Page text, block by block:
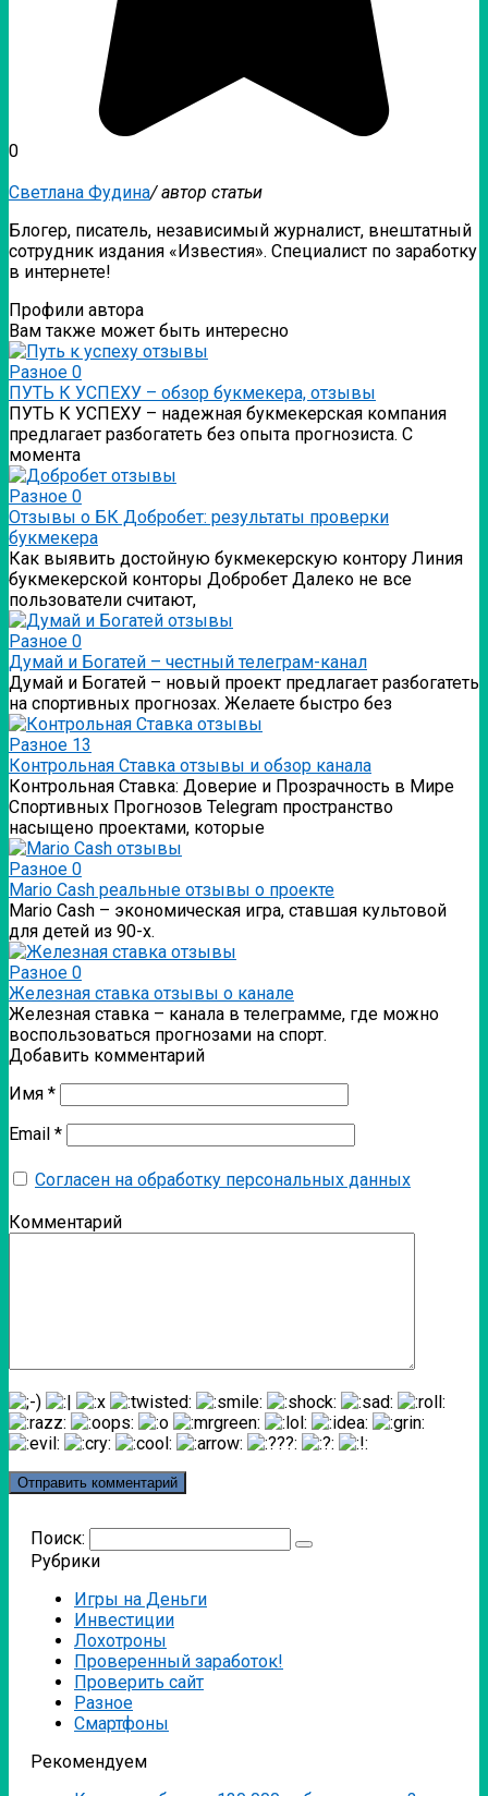
0
Светлана Фудина/ автор статьи
Блогер, писатель, независимый журналист, внештатный
сотрудник издания «Известия». Специалист по заработку
в интернете!
Профили автора
Вам также может быть интересно
Разное 0
ПУТЬ К УСПЕХУ – обзор букмекера, отзывы
ПУТЬ К УСПЕХУ – надежная букмекерская компания
предлагает разбогатеть без опыта прогнозиста. С
момента
Разное 0
Отзывы о БК Добробет: результаты проверки
букмекера
Как выявить достойную букмекерскую контору Линия
букмекерской конторы Добробет Далеко не все
пользователи считают,
Разное 0
Думай и Богатей – честный телеграм-канал
Думай и Богатей – новый проект предлагает разбогатеть
на спортивных прогнозах. Желаете быстро без
Разное 13
Контрольная Ставка отзывы и обзор канала
Контрольная Ставка: Доверие и Прозрачность в Мире
Спортивных Прогнозов Telegram пространство
насыщено проектами, которые
Разное 0
Mario Cash реальные отзывы о проекте
Mario Cash – экономическая игра, ставшая культовой
для детей из 90-х.
Разное 0
Железная ставка отзывы о канале
Железная ставка – канала в телеграмме, где можно
воспользоваться прогнозами на спорт.
Добавить комментарий
Имя *
Email *
Согласен на обработку персональных данных
Комментарий
Поиск:
Рубрики
Игры на Деньги
Инвестиции
Лохотроны
Проверенный заработок!
Проверить сайт
Разное
Смартфоны
Рекомендуем